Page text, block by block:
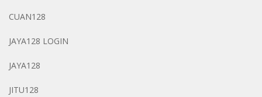
CUAN128
JAYA128 LOGIN
JAYA128
JITU128